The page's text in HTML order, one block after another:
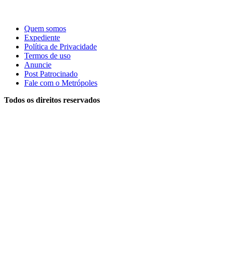
Quem somos
Expediente
Política de Privacidade
Termos de uso
Anuncie
Post Patrocinado
Fale com o Metrópoles
Todos os direitos reservados